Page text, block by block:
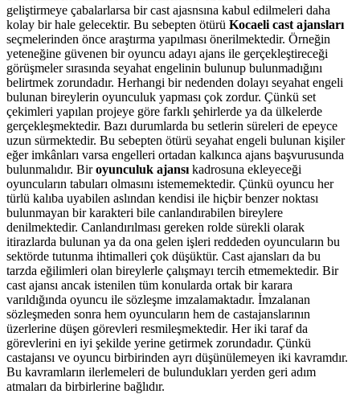
geliştirmeye çabalarlarsa bir cast ajasnsına kabul edilmeleri daha
kolay bir hale gelecektir. Bu sebepten ötürü Kocaeli cast ajansları
seçmelerinden önce araştırma yapılması önerilmektedir. Örneğin
yeteneğine güvenen bir oyuncu adayı ajans ile gerçekleştireceği
görüşmeler sırasında seyahat engelinin bulunup bulunmadığını
belirtmek zorundadır. Herhangi bir nedenden dolayı seyahat engeli
bulunan bireylerin oyunculuk yapması çok zordur. Çünkü set
çekimleri yapılan projeye göre farklı şehirlerde ya da ülkelerde
gerçekleşmektedir. Bazı durumlarda bu setlerin süreleri de epeyce
uzun sürmektedir. Bu sebepten ötürü seyahat engeli bulunan kişiler
eğer imkânları varsa engelleri ortadan kalkınca ajans başvurusunda
bulunmalıdır. Biroyunculuk ajansı kadrosuna ekleyeceği
oyuncuların tabuları olmasını istememektedir. Çünkü oyuncu her
türlü kalıba uyabilen aslından kendisi ile hiçbir benzer noktası
bulunmayan bir karakteri bile canlandırabilen bireylere
denilmektedir. Canlandırılması gereken rolde sürekli olarak
itirazlarda bulunan ya da ona gelen işleri reddeden oyuncuların bu
sektörde tutunma ihtimalleri çok düşüktür. Cast ajansları da bu
tarzda eğilimleri olan bireylerle çalışmayı tercih etmemektedir. Bir
cast ajansı ancak istenilen tüm konularda ortak bir karara
varıldığında oyuncu ile sözleşme imzalamaktadır. İmzalanan
sözleşmeden sonra hem oyuncuların hem de castajanslarının
üzerlerine düşen görevleri resmileşmektedir. Her iki taraf da
görevlerini en iyi şekilde yerine getirmek zorundadır. Çünkü
castajansı ve oyuncu birbirinden ayrı düşünülemeyen iki kavramdır.
Bu kavramların ilerlemeleri de bulundukları yerden geri adım
atmaları da birbirlerine bağlıdır.